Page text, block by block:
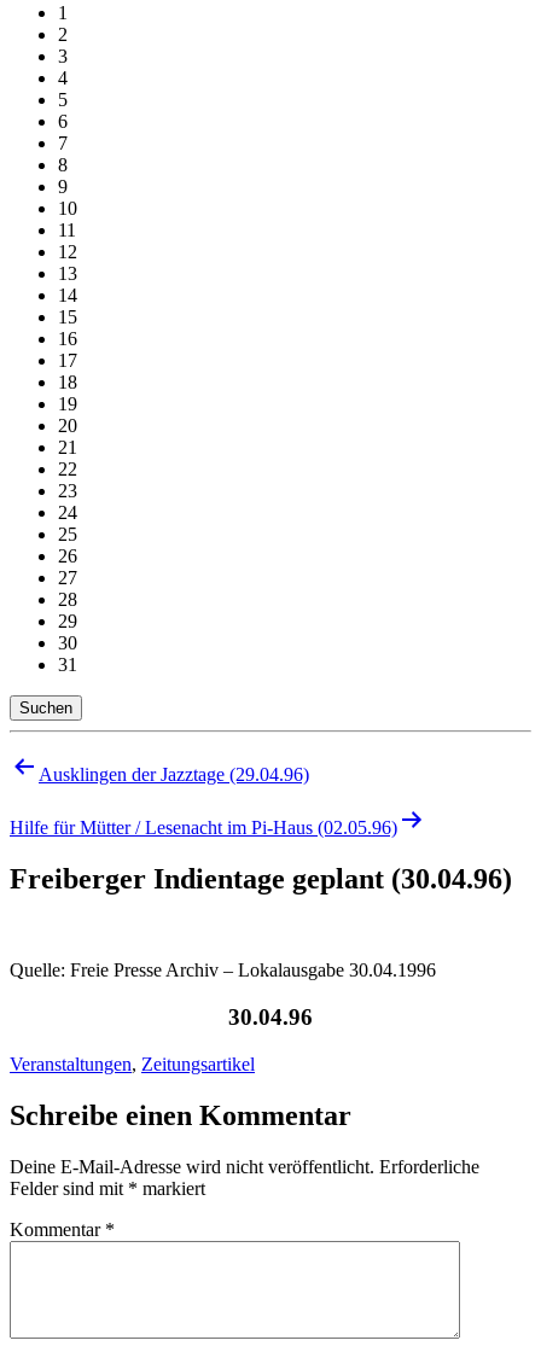
1
2
3
4
5
6
7
8
9
10
11
12
13
14
15
16
17
18
19
20
21
22
23
24
25
26
27
28
29
30
31
Suchen
Beitragsnavigation
Ausklingen der Jazztage (29.04.96)
Hilfe für Mütter / Lesenacht im Pi-Haus (02.05.96)
Freiberger Indientage geplant (30.04.96)
Quelle: Freie Presse Archiv – Lokalausgabe 30.04.1996
30.04.96
Veranstaltungen, Zeitungsartikel
Schreibe einen Kommentar
Deine E-Mail-Adresse wird nicht veröffentlicht. Erforderliche
Felder sind mit * markiert
Kommentar *